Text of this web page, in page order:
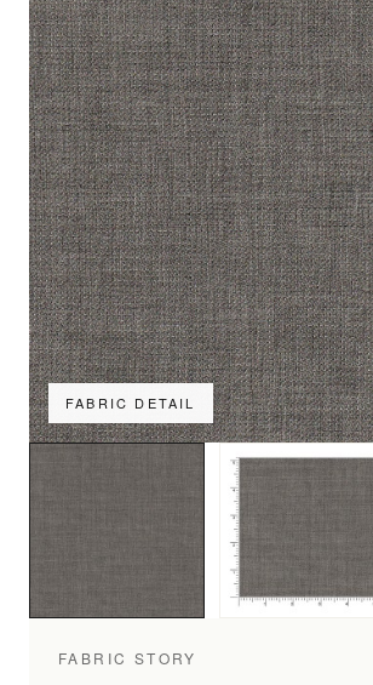
FABRIC DETAIL
FABRIC STORY